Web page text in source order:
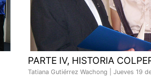
PARTE IV, HISTORIA
Tatiana Gutiérrez Wachong | Jueves 19